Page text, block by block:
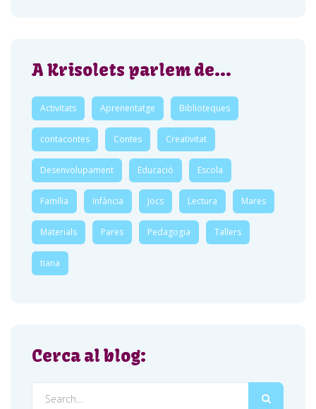
A Krisolets parlem de…
Activitats Aprenentatge Biblioteques
contacontes Contes Creativitat
Desenvolupament Educació Escola
Família Infància Jocs Lectura Mares
Materials Pares Pedagogia Tallers
tiana
Cerca al blog: